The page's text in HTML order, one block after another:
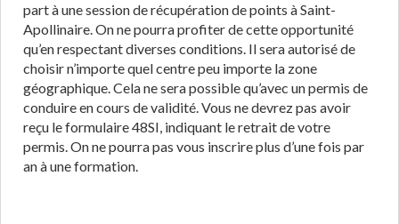
part à une session de récupération de points à Saint-
Apollinaire. On ne pourra profiter de cette opportunité
qu’en respectant diverses conditions. Il sera autorisé de
choisir n’importe quel centre peu importe la zone
géographique. Cela ne sera possible qu’avec un permis de
conduire en cours de validité. Vous ne devrez pas avoir
reçu le formulaire 48SI, indiquant le retrait de votre
permis. On ne pourra pas vous inscrire plus d’une fois par
an à une formation.